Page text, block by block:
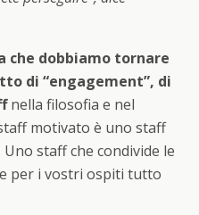
che dobbiamo tornare
di “engagement”, di
nella filosofia e nel
motivato è uno staff
staff che condivide le
per i vostri ospiti tutto